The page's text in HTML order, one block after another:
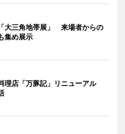
大三角地帯展」 来場者からの
集め展示
理店「万豚記」リニューアル